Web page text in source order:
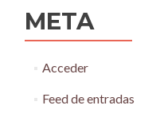
META
Acceder
Feed de entradas